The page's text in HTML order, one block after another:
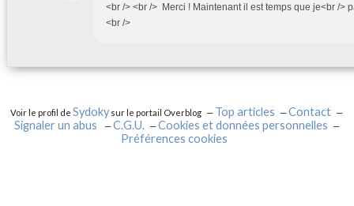
<br /> <br /> Merci ! Maintenant il est temps que je<br />
<br />
Voir le profil deSydokysur le portail Overblog Top articles
Contact
Signaler un abus
C.G.U.
Cookies et données personnelles
Préférences cookies